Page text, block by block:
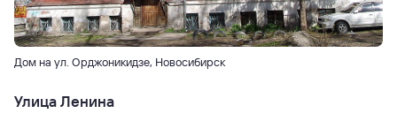
Дом на ул. Орджоникидзе, Новосибирск
Улица Ленина